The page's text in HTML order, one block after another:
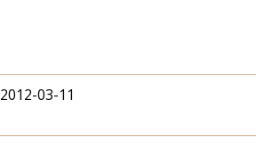
2012-03-11